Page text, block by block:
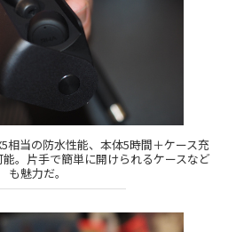
相当の防水性能、本体5時間＋ケース充
。片手で簡単に開けられるケースなど
も魅力だ。